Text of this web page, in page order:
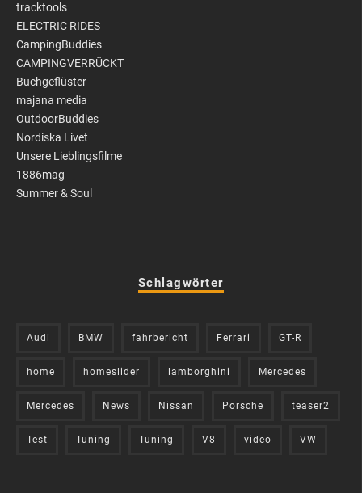
tracktools
ELECTRIC RIDES
CampingBuddies
CAMPINGVERRÜCKT
Buchgeflüster
majana media
OutdoorBuddies
Nordiska Livet
Unsere Lieblingsfilme
1886mag
Summer & Soul
Schlagwörter
Audi BMW fahrbericht Ferrari GT-R
home homeslider lamborghini Mercedes
Mercedes News Nissan Porsche teaser2
Test Tuning Tuning V8 video VW